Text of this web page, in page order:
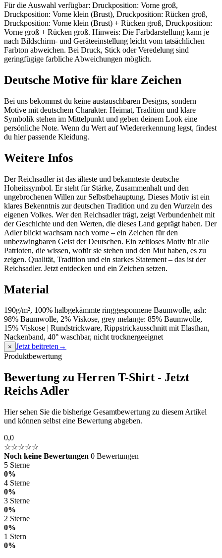
Für die Auswahl verfügbar: Druckposition: Vorne groß,
Druckposition: Vorne klein (Brust), Druckposition: Rücken groß,
Druckposition: Vorne klein (Brust) + Rücken groß, Druckposition:
Vorne groß + Rücken groß. Hinweis: Die Farbdarstellung kann je
nach Bildschirm- und Geräteeinstellung leicht vom tatsächlichen
Farbton abweichen. Bei Druck, Stick oder Veredelung sind
geringfügige farbliche Abweichungen möglich.
Deutsche Motive für klare Zeichen
Bei uns bekommst du keine austauschbaren Designs, sondern
Motive mit deutschem Charakter. Heimat, Tradition und klare
Symbolik stehen im Mittelpunkt und geben deinem Look eine
persönliche Note. Wenn du Wert auf Wiedererkennung legst, findest
du hier passende Kleidung.
Weitere Infos
Der Reichsadler ist das älteste und bekannteste deutsche
Hoheitssymbol. Er steht für Stärke, Zusammenhalt und den
ungebrochenen Willen zur Selbstbehauptung. Dieses Motiv ist ein
klares Bekenntnis zur deutschen Tradition und zu den Wurzeln des
eigenen Volkes. Wer den Reichsadler trägt, zeigt Verbundenheit mit
der Geschichte und den Werten, die dieses Land geprägt haben. Der
Adler blickt wachsam nach vorne – ein Zeichen für den
unbezwingbaren Geist der Deutschen. Ein zeitloses Motiv für alle
Patrioten, die wissen, wofür sie stehen und den Mut haben, es zu
zeigen. Qualität, Tradition und ein starkes Statement – das ist der
Reichsadler. Jetzt entdecken und ein Zeichen setzen.
Material
190g/m², 100% halbgekämmte ringgesponnene Baumwolle, ash:
98% Baumwolle, 2% Viskose, grey melange: 85% Baumwolle,
15% Viskose | Rundstrickware, Rippstrickausschnitt mit Elasthan,
Nackenband, 40° waschbar, nicht trocknergeeignet
× Jetzt beitreten→
Produktbewertung
Bewertung zu Herren T-Shirt - Jetzt
Reichs Adler
Hier sehen Sie die bisherige Gesamtbewertung zu diesem Artikel
und können selbst eine Bewertung abgeben.
0,0
☆☆☆☆☆
Noch keine Bewertungen 0 Bewertungen
5 Sterne
0%
4 Sterne
0%
3 Sterne
0%
2 Sterne
0%
1 Stern
0%